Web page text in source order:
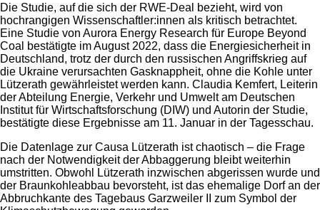
Die Studie, auf die sich der RWE-Deal bezieht, wird von
hochrangigen Wissenschaftler:innen als kritisch betrachtet.
Eine Studie von Aurora Energy Research für Europe Beyond
Coal bestätigte im August 2022, dass die Energiesicherheit in
Deutschland, trotz der durch den russischen Angriffskrieg auf
die Ukraine verursachten Gasknappheit, ohne die Kohle unter
Lützerath gewährleistet werden kann. Claudia Kemfert, Leiterin
der Abteilung Energie, Verkehr und Umwelt am Deutschen
Institut für Wirtschaftsforschung (DIW) und Autorin der Studie,
bestätigte diese Ergebnisse am 11. Januar in der Tagesschau.
Die Datenlage zur Causa Lützerath ist chaotisch – die Frage
nach der Notwendigkeit der Abbaggerung bleibt weiterhin
umstritten. Obwohl Lützerath inzwischen abgerissen wurde und
der Braunkohleabbau bevorsteht, ist das ehemalige Dorf an der
Abbruchkante des Tagebaus Garzweiler II zum Symbol der